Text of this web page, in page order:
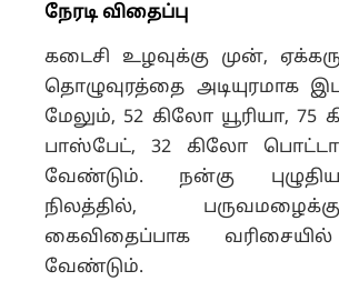
நேரடி விதைப்பு
கடைசி உழவுக்கு முன்,
தொழுவுரத்தை அடியுரமாக
மேலும், 52 கிலோ யூரியா, 75
பாஸ்பேட், 32 கிலோ
வேண்டும். நன்கு
நிலத்தில்,
கைவிதைப்பாக
வேண்டும்.